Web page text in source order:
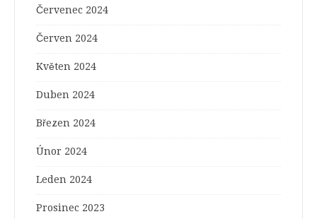
Červenec 2024
Červen 2024
Květen 2024
Duben 2024
Březen 2024
Únor 2024
Leden 2024
Prosinec 2023